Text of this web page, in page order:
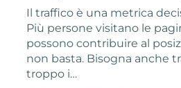
Il traffico è una metrica
Più persone visitano le
possono contribuire al
non basta. Bisogna anche
troppo i…